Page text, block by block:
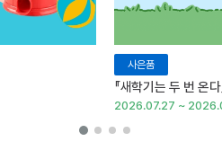
사은품
『새학기는 두 번 온
2026.07.27 ~